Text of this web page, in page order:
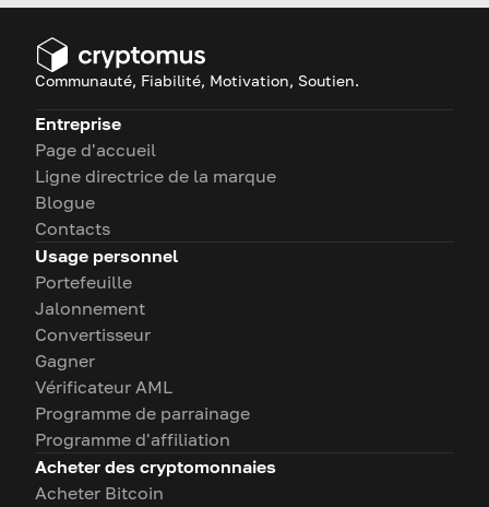
détails!
Communauté, Fiabilité, Motivation, Soutien.
Entreprise
Page d'accueil
Ligne directrice de la marque
Blogue
Contacts
Usage personnel
Portefeuille
Jalonnement
Convertisseur
Gagner
Vérificateur AML
Programme de parrainage
Programme d'affiliation
Acheter des cryptomonnaies
Acheter Bitcoin